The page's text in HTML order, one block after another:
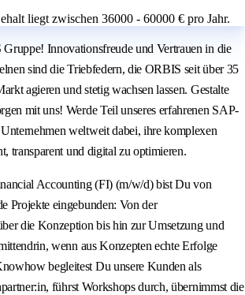
liegt zwischen 36000 - 60000 € pro Jahr.
Innovationsfreude und Vertrauen in die
sind die Triebfedern, die ORBIS seit über 35
agieren und stetig wachsen lassen. Gestalte
mit uns! Werde Teil unseres erfahrenen SAP-
weltweit dabei, ihre komplexen
transparent und digital zu optimieren.
Accounting (FI) (m/w/d) bist Du von
Projekte eingebunden: Von der
die Konzeption bis hin zur Umsetzung und
wenn aus Konzepten echte Erfolge
begleitest Du unsere Kunden als
führst Workshops durch, übernimmst die